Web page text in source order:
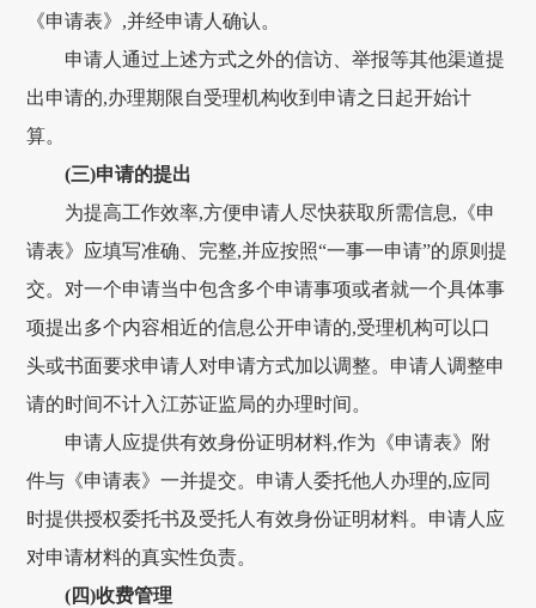
《申请表》,并经申请人确认。
申请人通过上述方式之外的信访、举报等其他渠道提
出申请的,办理期限自受理机构收到申请之日起开始计
算。
(三)申请的提出
为提高工作效率,方便申请人尽快获取所需信息,《申
请表》应填写准确、完整,并应按照“一事一申请”的原则提
交。对一个申请当中包含多个申请事项或者就一个具体事
项提出多个内容相近的信息公开申请的,受理机构可以口
头或书面要求申请人对申请方式加以调整。申请人调整申
请的时间不计入江苏证监局的办理时间。
申请人应提供有效身份证明材料,作为《申请表》附
件与《申请表》一并提交。申请人委托他人办理的,应同
时提供授权委托书及受托人有效身份证明材料。申请人应
对申请材料的真实性负责。
(四)收费管理